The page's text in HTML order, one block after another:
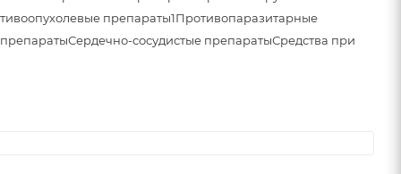
препараты1Противопаразитарные
Сердечно-сосудистые препаратыСредства при